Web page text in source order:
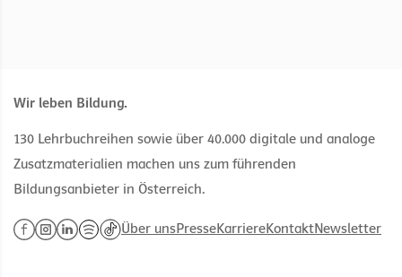
Wir leben Bildung.
130 Lehrbuchreihen sowie über 40.000 digitale und analoge
Zusatzmaterialien machen uns zum führenden
Bildungsanbieter in Österreich.
Über unsPresseKarriereKontaktNewsletter